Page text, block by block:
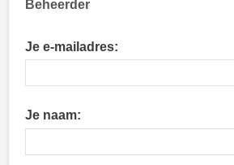
Beheerder
Je e-mailadres:
Je naam: